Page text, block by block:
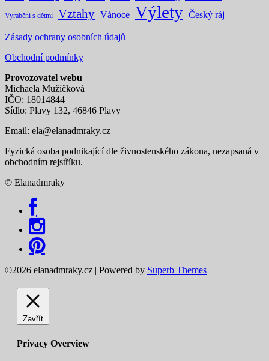
Vyrábění s dětmi Vztahy Vánoce Výlety Český ráj
Zásady ochrany osobních údajů
Obchodní podmínky
Provozovatel webu
Michaela Mužíčková
IČO: 18014844
Sídlo: Plavy 132, 46846 Plavy
Email: ela@elanadmraky.cz
Fyzická osoba podnikající dle živnostenského zákona, nezapsaná v
obchodním rejstříku.
© Elanadmraky
©2026 elanadmraky.cz | Powered by Superb Themes
Zavřít
Privacy Overview